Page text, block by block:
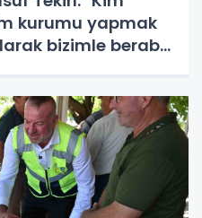
kurumu yapmak
bizimle beraber